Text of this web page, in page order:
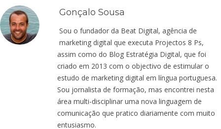
Gonçalo Sousa
Sou o fundador da Beat Digital, agência de
marketing digital que executa Projectos 8 Ps,
assim como do Blog Estratégia Digital, que foi
criado em 2013 com o objectivo de estimular o
estudo de marketing digital em língua portuguesa.
Sou jornalista de formação, mas encontrei nesta
área multi-disciplinar uma nova linguagem de
comunicação que pratico diariamente com muito
entusiasmo.